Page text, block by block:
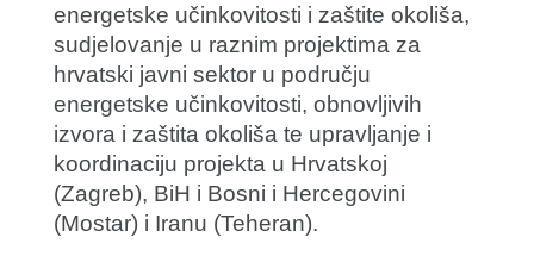
energetske učinkovitosti i zaštite okoliša,
sudjelovanje u raznim projektima za
hrvatski javni sektor u području
energetske učinkovitosti, obnovljivih
izvora i zaštita okoliša te upravljanje i
koordinaciju projekta u Hrvatskoj
(Zagreb), BiH i Bosni i Hercegovini
(Mostar) i Iranu (Teheran).